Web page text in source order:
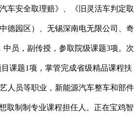
车安全取理赔》、《旧灵活车判定取
德园区）、无锡深南电无限公司、奇
员，副传授，参取院级课题3项。次
课题1项，掌管完成省级精品课程扶
人员等职业，新能源汽车整车和部件
取制制专业课程担任人。正在宝鸡智